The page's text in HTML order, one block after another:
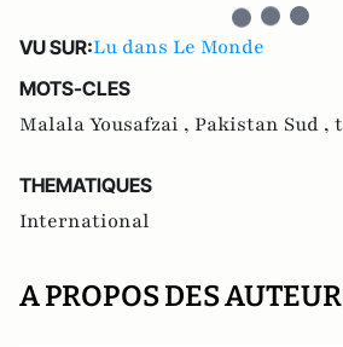
VU SUR:Lu dans Le Monde
MOTS-CLES
Malala Yousafzai , Pakistan Sud ,
THEMATIQUES
International
A PROPOS DES